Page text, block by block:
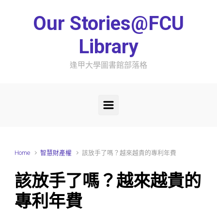
Our Stories@FCU
Library
逢甲大學圖書館部落格
Home 智慧財產權 該放手了嗎？越來越貴的專利年費
該放手了嗎？越來越貴的
專利年費